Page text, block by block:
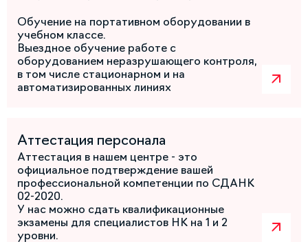
Обучение на портативном оборудовании в
учебном классе.
Выездное обучение работе с
оборудованием неразрушающего контроля,
в том числе стационарном и на
автоматизированных линиях
Аттестация персонала
Аттестация в нашем центре - это
официальное подтверждение вашей
профессиональной компетенции по СДАНК
02-2020.
У нас можно сдать квалификационные
экзамены для специалистов НК на 1 и 2
уровни.